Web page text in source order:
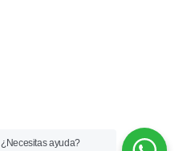
¿Necesitas ayuda?